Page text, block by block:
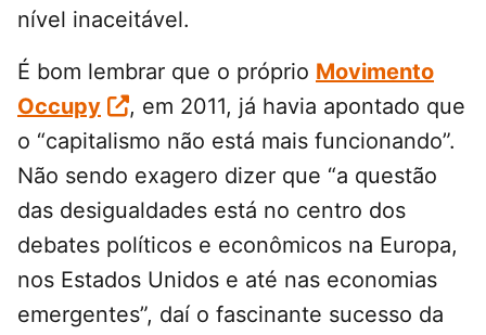
nível inaceitável.
É bom lembrar que o próprio Movimento
Occupy
, em 2011, já havia apontado que
o “capitalismo não está mais funcionando”.
Não sendo exagero dizer que “a questão
das desigualdades está no centro dos
debates políticos e econômicos na Europa,
nos Estados Unidos e até nas economias
emergentes”, daí o fascinante sucesso da